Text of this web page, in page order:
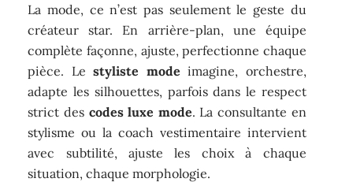
La mode, ce n’est pas seulement le geste du
créateur star. En arrière-plan, une équipe
complète façonne, ajuste, perfectionne chaque
pièce. Lestyliste mode imagine, orchestre,
adapte les silhouettes, parfois dans le respect
strict des codes luxe mode. La consultante en
stylisme ou la coach vestimentaire intervient
avec subtilité, ajuste les choix à chaque
situation, chaque morphologie.